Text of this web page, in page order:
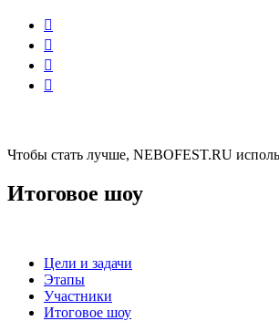




Чтобы стать лучше, NEBOFEST.RU
Итоговое шоу
Цели и задачи
Этапы
Участники
Итоговое шоу